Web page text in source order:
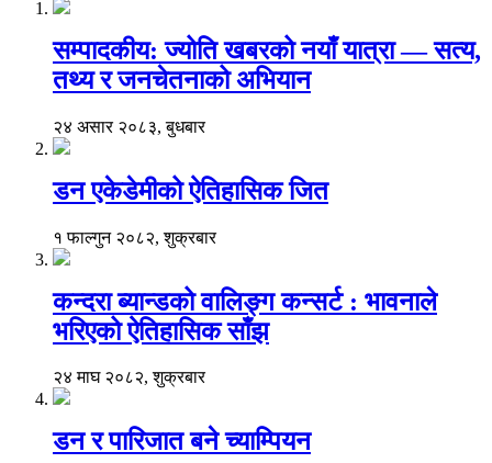
सम्पादकीय: ज्योति खबरको नयाँ यात्रा — सत्य,
तथ्य र जनचेतनाको अभियान
२४ असार २०८३, बुधबार
डन एकेडेमीको ऐतिहासिक जित
१ फाल्गुन २०८२, शुक्रबार
कन्दरा ब्यान्डको वालिङ्ग कन्सर्ट : भावनाले
भरिएको ऐतिहासिक साँझ
२४ माघ २०८२, शुक्रबार
डन र पारिजात बने च्याम्पियन